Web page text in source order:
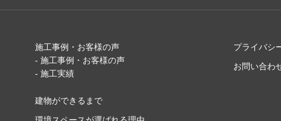
施工事例・お客様の声
- 施工事例・お客様の声
- 施工実績
建物ができるまで
プライバシ
お問い合わ